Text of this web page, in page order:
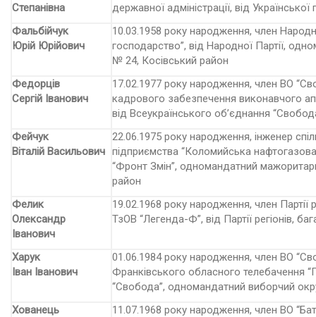
Степанівна
державної адміністрації, від
Фальбійчук
Юрій Юрійович
10.03.1958 року народження, член
господарство”, від Народної Партії,
№ 24, Косівський район
Федорців
Сергій Іванович
17.02.1977 року народження, член ВО
кадрового забезпечення виконавчого
від Всеукраїнського об’єднання
Фейчук
Віталій Васильович
22.06.1975 року народження, інженер
підприємства “Коломийська нафтогазова
“Фронт Змін”, одномандатний
район
Фелик
Олександр
Іванович
19.02.1968 року народження, член Партії
ТзОВ “Легенда-Ф”, від Партії регіонів,
Харук
Іван Іванович
01.06.1984 року народження, член ВО
Франківського обласного телебачення
“Свобода”, одномандатний виборчий
Хованець
11.07.1968 року народження, член ВО